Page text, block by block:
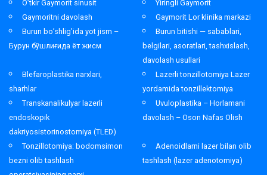
O’tkir Gaymorit sinusit
Yiringli Gaymorit
Gaymoritni davolash
Gaymorit Lor klinika markazi
Burun bo’shlig’ida yot jism –
Бурун бўшлиғида ёт жисм
Burun bitishi — sabablari,
belgilari, asoratlari, tashxislash,
davolash usullari
Blefaroplastika narxlari,
sharhlar
Lazerli tonzillotomiya Lazer
yordamida tonzillektomiya
Transkanalikulyar lazerli
endoskopik
dakriyosistorinostomiya (TLED)
Uvuloplastika – Horlamani
davolash – Oson Nafas Olish
Tonzillotomiya: bodomsimon
bezni olib tashlash
Adenoidlarni lazer bilan olib
tashlash (lazer adenotomiya)